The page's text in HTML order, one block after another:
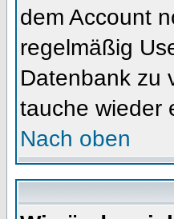
dem Account
regelmäßig
Datenbank zu
tauche wieder
Nach oben